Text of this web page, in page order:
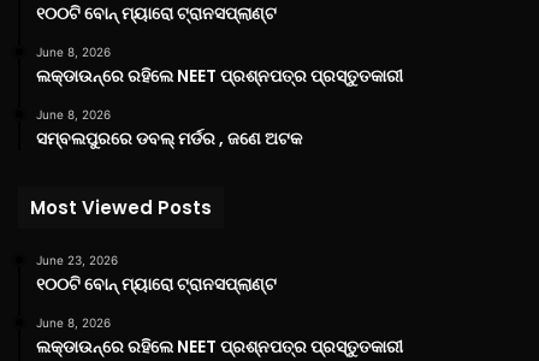
୧୦୦ଟି ବୋନ୍ ମ୍ୟାରୋ ଟ୍ରାନସପ୍ଲାଣ୍ଟ
June 8, 2026
ଲକ୍‌ଡାଉନ୍‌ରେ ରହିଲେ NEET ପ୍ରଶ୍ନପତ୍ର ପ୍ରସ୍ତୁତକାରୀ
June 8, 2026
ସମ୍ବଲପୁରରେ ଡବଲ୍ ମର୍ଡର , ଜଣେ ଅଟକ
Most Viewed Posts
June 23, 2026
୧୦୦ଟି ବୋନ୍ ମ୍ୟାରୋ ଟ୍ରାନସପ୍ଲାଣ୍ଟ
June 8, 2026
ଲକ୍‌ଡାଉନ୍‌ରେ ରହିଲେ NEET ପ୍ରଶ୍ନପତ୍ର ପ୍ରସ୍ତୁତକାରୀ